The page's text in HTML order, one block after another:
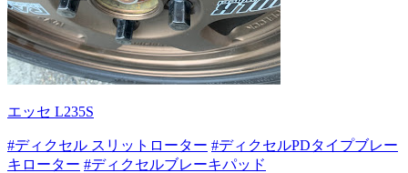
エッセ L235S
#ディクセル スリットローター #ディクセルPDタイプブレー
キローター #ディクセルブレーキパッド